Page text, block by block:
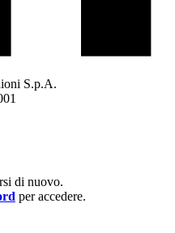
S.p.A.
di nuovo.
per accedere.